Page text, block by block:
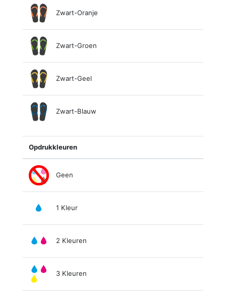
Zwart-Oranje
Zwart-Groen
Zwart-Geel
Zwart-Blauw
Opdrukkleuren
Geen
1 Kleur
2 Kleuren
3 Kleuren